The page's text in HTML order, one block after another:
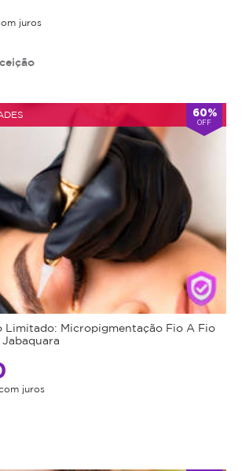
juros
60%
OFF
Limitado: Micropigmentação Fio A Fio
juros